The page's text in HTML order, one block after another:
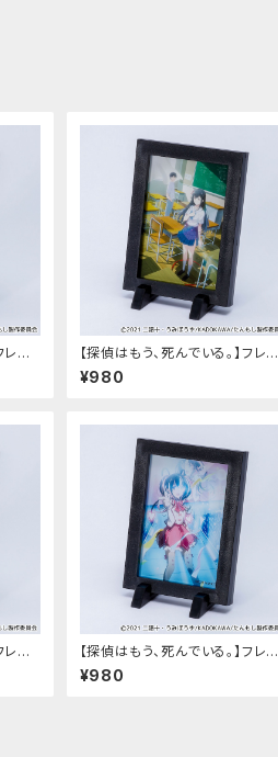
レー
【探偵はもう、死んでいる。】フレー
ムマグネット（2弾-A）
¥980
レー
【探偵はもう、死んでいる。】フレー
ムマグネット（3弾-B）
¥980